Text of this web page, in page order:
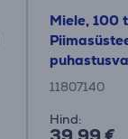
Miele, 100
11807140
Hind: